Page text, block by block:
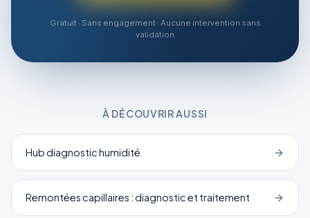
Gratuit · Sans engagement · Aucune intervention sans
validation
À DÉCOUVRIR AUSSI
Hub diagnostic humidité
Remontées capillaires : diagnostic et traitement